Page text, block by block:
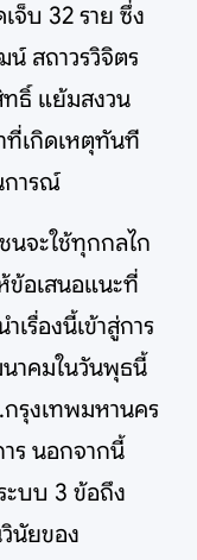
จ็บ 32 ราย ซึ่ง
สถาวรวิจิตร
ทธิ์ แย้มสงวน
ที่เกิดเหตุทันที
การณ์
นจะใช้ทุกกลไก
ข้อเสนอแนะที่
เรื่องนี้เข้าสู่การ
าคมในวันพุธนี้
รุงเทพมหานคร
ร นอกจากนี้
ะบบ 3 ข้อถึง
นัยของ